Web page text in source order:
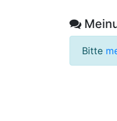
Bitte